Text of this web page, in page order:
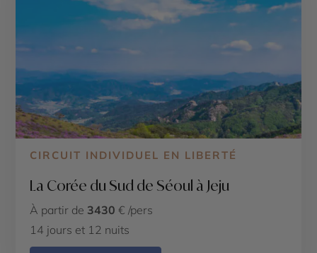
CIRCUIT INDIVIDUEL EN LIBERTÉ
La Corée du Sud de Séoul à Jeju
À partir de 3430 € /pers
14 jours et 12 nuits